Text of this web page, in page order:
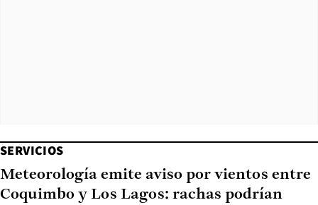
SERVICIOS
Meteorología emite aviso por vientos entre
Coquimbo y Los Lagos: rachas podrían